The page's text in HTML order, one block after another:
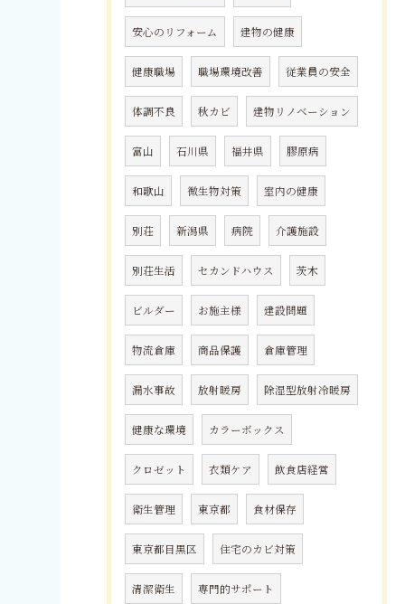
安心のリフォーム 建物の健康
健康職場 職場環境改善 従業員の安全
体調不良 秋カビ 建物リノベーション
富山 石川県 福井県 膠原病
和歌山 微生物対策 室内の健康
別荘 新潟県 病院 介護施設
別荘生活 セカンドハウス 茨木
ビルダー お施主様 建設問題
物流倉庫 商品保護 倉庫管理
漏水事故 放射暖房 除湿型放射冷暖房
健康な環境 カラーボックス
クロゼット 衣類ケア 飲食店経営
衛生管理 東京都 食材保存
東京都目黒区 住宅のカビ対策
清潔衛生 専門的サポート